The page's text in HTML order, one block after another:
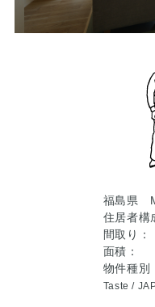
福島県
住居者構
間取り：
面積：
物件種別
Taste /